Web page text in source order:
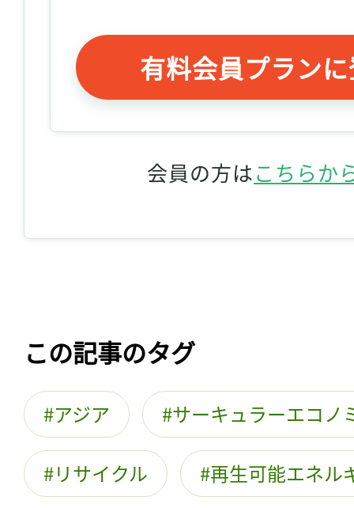
有料会員プラン
会員の方はこちらか
この記事のタグ
アジア サーキュラーエコノ
リサイクル 再生可能エネル